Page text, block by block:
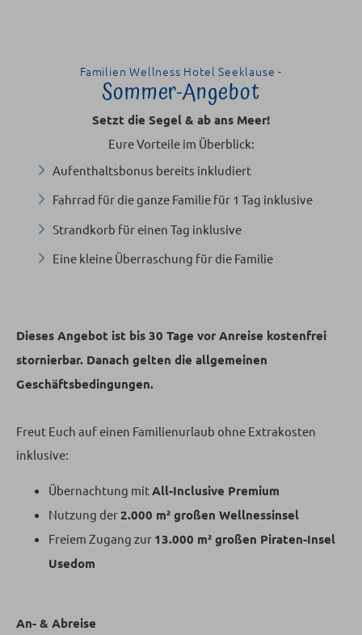
Familien Wellness Hotel Seeklause -
Sommer-Angebot
Setzt die Segel & ab ans Meer!
Eure Vorteile im Überblick:
Aufenthaltsbonus bereits inkludiert
Fahrrad für die ganze Familie für 1 Tag inklusive
Strandkorb für einen Tag inklusive
Eine kleine Überraschung für die Familie
Dieses Angebot ist bis 30 Tage vor Anreise kostenfrei
stornierbar. Danach gelten die allgemeinen
Geschäftsbedingungen.
Freut Euch auf einen Familienurlaub ohne Extrakosten
inklusive:
Übernachtung mitAll-Inclusive Premium
Nutzung der2.000 m² großen Wellnessinsel
Freiem Zugang zur 13.000 m² großen Piraten-Insel
Usedom
An- & Abreise